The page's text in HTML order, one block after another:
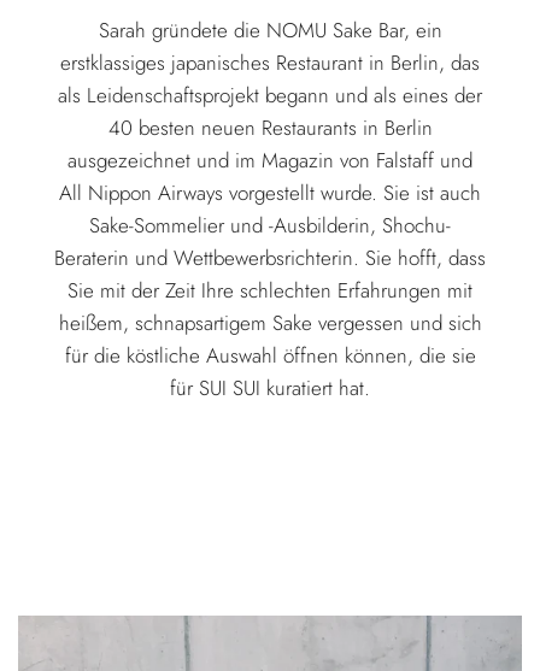
Sarah gründete die NOMU Sake Bar, ein
erstklassiges japanisches Restaurant in Berlin, das
als Leidenschaftsprojekt begann und als eines der
40 besten neuen Restaurants in Berlin
ausgezeichnet und im Magazin von Falstaff und
All Nippon Airways vorgestellt wurde. Sie ist auch
Sake-Sommelier und -Ausbilderin, Shochu-
Beraterin und Wettbewerbsrichterin. Sie hofft, dass
Sie mit der Zeit Ihre schlechten Erfahrungen mit
heißem, schnapsartigem Sake vergessen und sich
für die köstliche Auswahl öffnen können, die sie
für SUI SUI kuratiert hat.